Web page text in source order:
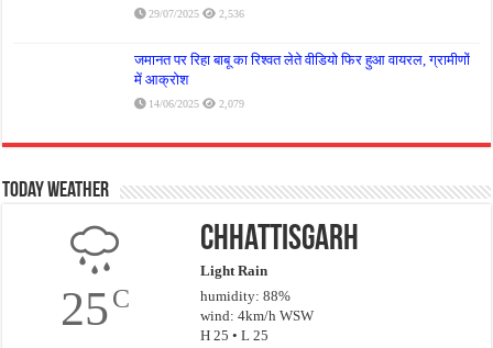
29/07/2025 2,536
जमानत पर रिहा बाबू का रिश्वत लेते वीडियो फिर हुआ वायरल, ग्रामीणों
में आक्रोश
14/06/2025 2,079
Today Weather
25C
Chhattisgarh
Light Rain
humidity: 88%
wind: 4km/h WSW
H 25 • L 25